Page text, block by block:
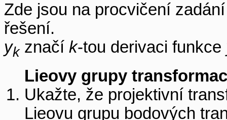
Zde jsou na procvičení
řešení.
ykznačí k-tou derivaci funkce
Lieovy grupy
Ukažte, že projektivní
Lieovu grupu bodových